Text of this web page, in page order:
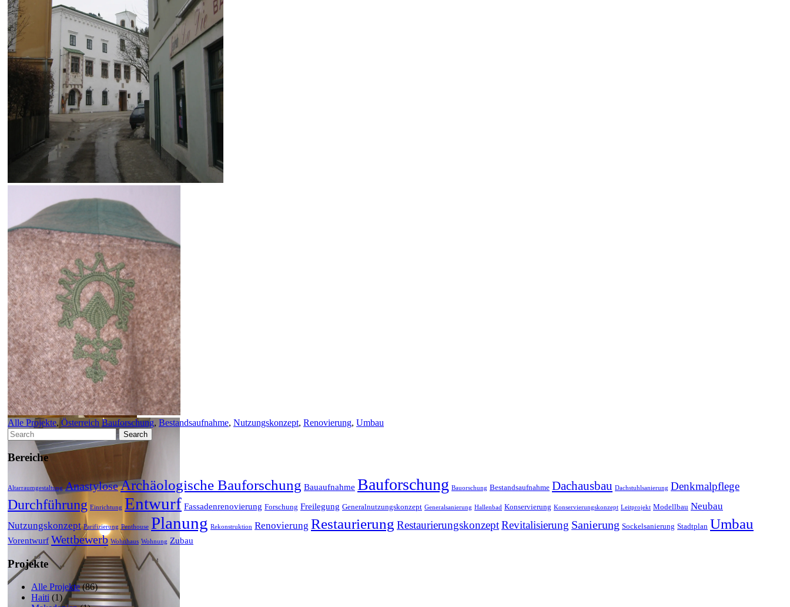
Alle Projekte,Österreich Bauforschung, Bestandsaufnahme, Nutzungskonzept, Renovierung, Umbau
Search
for:
Bereiche
Altarraumgestaltung AnastyloseArchäologische Bauforschung Bauaufnahme Bauforschung Bauorschung Bestandsaufnahme Dachausbau Dachstuhlsanierung Denkmalpflege
Durchführung Einrichtung Entwurf Fassadenrenovierung Forschung Freilegung Generalnutzungskonzept Generalsanierung Hallenbad Konservierung Konservierungskonzept Leitprojekt Modellbau Neubau
Nutzungskonzept Parifizierung Penthouse Planung Rekonstruktion Renovierung Restaurierung RestaurierungskonzeptRevitalisierung Sanierung Sockelsanierung Stadtplan Umbau
Vorentwurf Wettbewerb Wohnhaus Wohnung Zubau
Projekte
Alle Projekte(86)
Haiti (1)